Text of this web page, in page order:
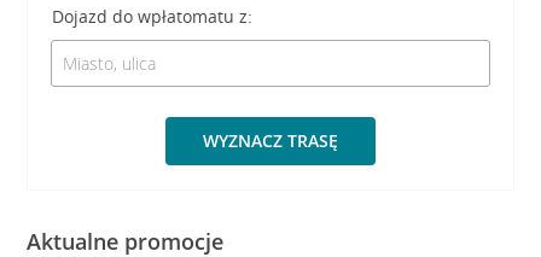
Dojazd do wpłatomatu z:
WYZNACZ TRASĘ
Aktualne promocje